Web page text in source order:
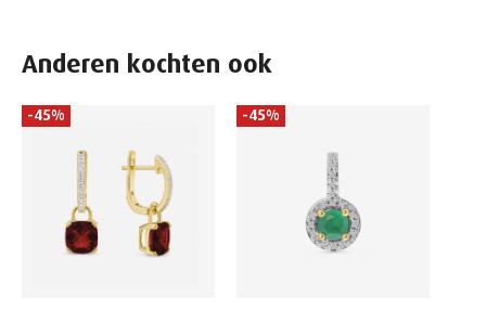
Anderen kochten ook
-45% -45%